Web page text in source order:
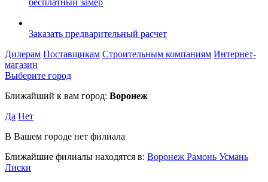
бесплатный замер
Заказать предварительный расчет
Дилерам Поставщикам Строительным компаниям Интернет-
магазин
Выберите город
Ближайший к вам город: Воронеж
Да Нет
В Вашем городе нет филиала
Ближайшие филиалы находятся в: Воронеж Рамонь Усмань
Лиски